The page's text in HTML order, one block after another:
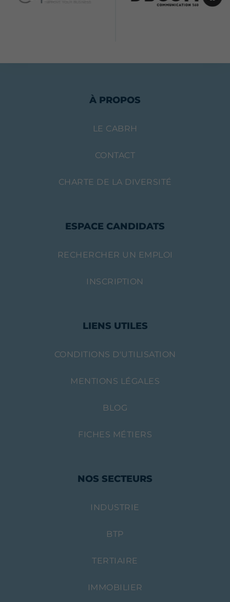
À PROPOS
LE CABRH
CONTACT
CHARTE DE LA DIVERSITÉ
ESPACE CANDIDATS
RECHERCHER UN EMPLOI
INSCRIPTION
LIENS UTILES
CONDITIONS D'UTILISATION
MENTIONS LÉGALES
BLOG
FICHES MÉTIERS
NOS SECTEURS
INDUSTRIE
BTP
TERTIAIRE
IMMOBILIER